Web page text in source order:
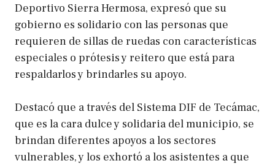
Deportivo Sierra Hermosa, expresó que su
gobierno es solidario con las personas que
requieren de sillas de ruedas con características
especiales o prótesis y reitero que está para
respaldarlos y brindarles su apoyo.
Destacó que a través del Sistema DIF de Tecámac,
que es la cara dulce y solidaria del municipio, se
brindan diferentes apoyos a los sectores
vulnerables, y los exhortó a los asistentes a que